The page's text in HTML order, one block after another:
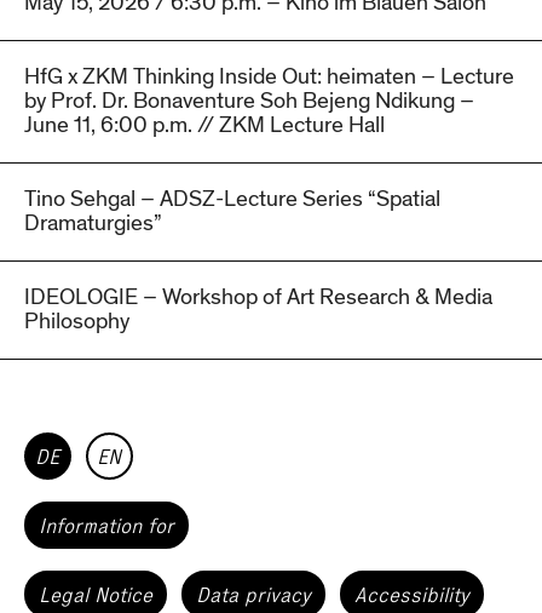
HfG x ZKM Thinking Inside Out: heimaten – Lecture
by Prof. Dr. Bonaventure Soh Bejeng Ndikung –
June 11, 6:00 p.m. // ZKM Lecture Hall
Tino Sehgal – ADSZ-Lecture Series “Spatial
Dramaturgies”
IDEOLOGIE – Workshop of Art Research & Media
Philosophy
Information for
DE EN
Legal Notice Data privacy Accessibility